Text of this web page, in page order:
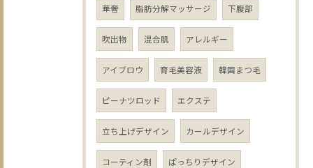
華奢 脂肪分解マッサージ 下腹部
吹出物 混合肌 アレルギー
アイブロウ 育毛美容液 韓国まつ毛
ピーナツロッド エクステ
立ち上げデザイン カールデザイン
コーティン剤 ぱっちりデザイン